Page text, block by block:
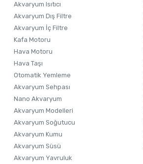
Akvaryum Isıtıcı
Akvaryum Dış Filtre
Akvaryum İç Filtre
Kafa Motoru
Hava Motoru
Hava Taşı
Otomatik Yemleme
Akvaryum Sehpası
Nano Akvaryum
Akvaryum Modelleri
Akvaryum Soğutucu
Akvaryum Kumu
Akvaryum Süsü
Akvaryum Yavruluk